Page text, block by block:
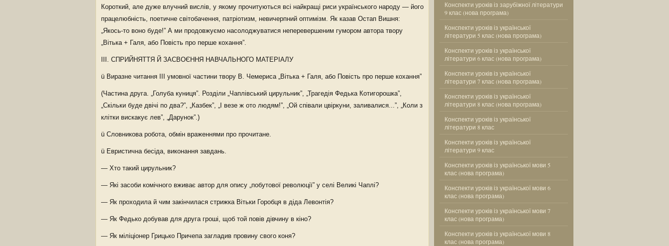
Короткий, але дуже влучний вислів, у якому прочитуються всі найкращі риси українського народу — його
працелюбність, поетичне світобачення, патріотизм, невичерпний оптимізм. Як казав Остап Вишня:
„Якось-то воно буде!” А ми продовжуємо насолоджуватися неперевершеним гумором автора твору
„Вітька + Галя, або Повість про перше кохання”.
III. СПРИЙНЯТТЯ Й ЗАСВОЄННЯ НАВЧАЛЬНОГО МАТЕРІАЛУ
ü Виразне читання III умовної частини твору В. Чемериса „Вітька + Галя, або Повість про перше кохання”
(Частина друга. „Голуба куниця”. Розділи „Чаплівський цирульник”, „Трагедія Федька Котигорошка”,
„Скільки буде двічі по два?”, „Казбек”, „І везе ж ото людям!”, „Ой співали цвіркуни, заливалися...”, „Коли з
клітки вискакує лев”, „Дарунок”.)
ü Словникова робота, обмін враженнями про прочитане.
ü Евристична бесіда, виконання завдань.
— Хто такий цирульник?
— Які засоби комічного вживає автор для опису „побутової революції” у селі Великі Чаплі?
— Як проходила й чим закінчилася стрижка Вітьки Горобця в діда Левонтія?
— Як Федько добував для друга гроші, щоб той повів дівчину в кіно?
— Як міліціонер Грицько Причепа загладив провину свого коня?
Конспекти уроків із зарубіжної літератури
9 клас (нова програма)
Конспекти уроків із української
літератури 5 клас (нова програма)
Конспекти уроків із української
літератури 6 клас (нова програма)
Конспекти уроків із української
літератури 7 клас (нова програма)
Конспекти уроків із української
літератури 8 клас (нова програма)
Конспекти уроків із української
літератури 8 клас
Конспекти уроків із української
літератури 9 клас
Конспекти уроків із української мови 5
клас (нова програма)
Конспекти уроків із української мови 6
клас (нова програма)
Конспекти уроків із української мови 7
клас (нова програма)
Конспекти уроків із української мови 8
клас (нова програма)